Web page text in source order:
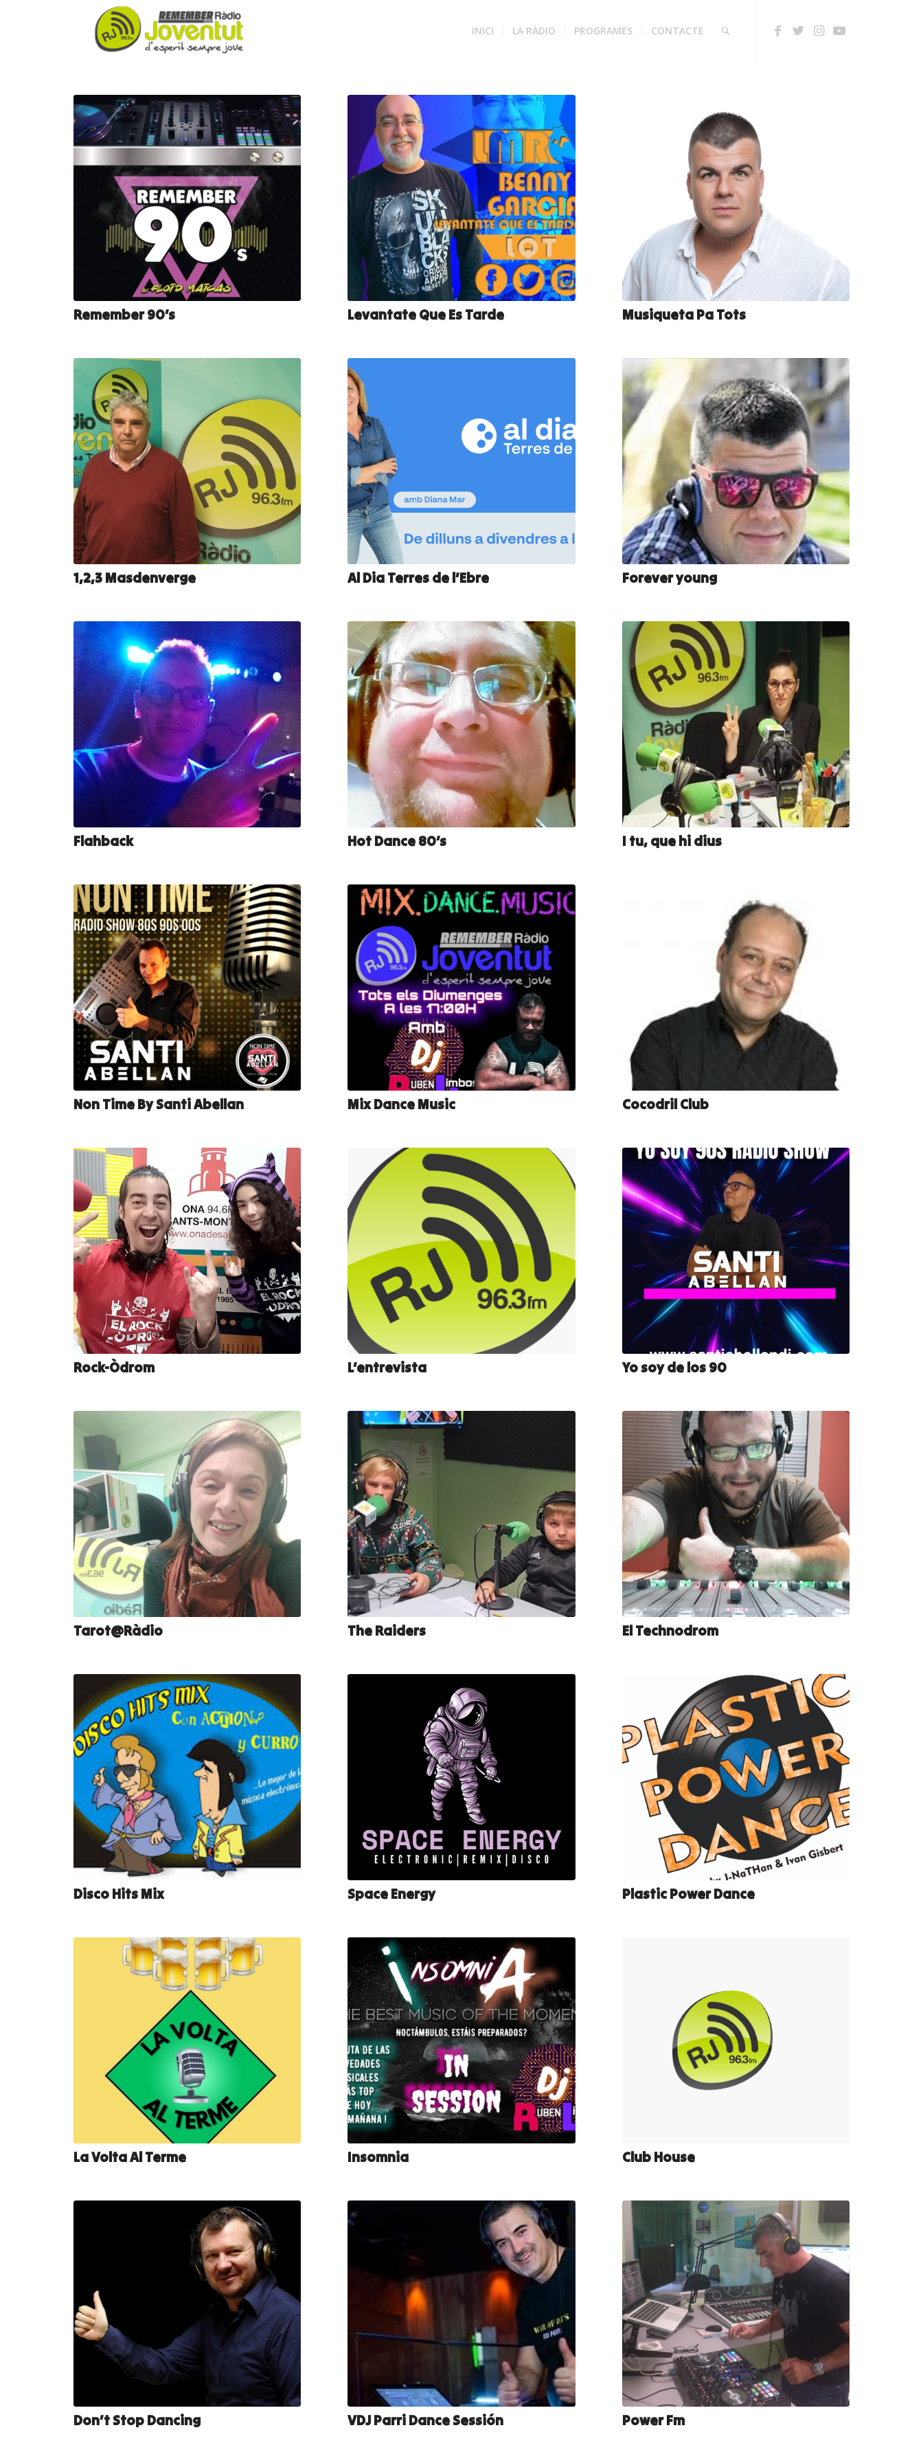
INICI LA RÀDIO PROGRAMES CONTACTE
Remember 90’s Levantate Que Es Tarde Musiqueta Pa Tots
1,2,3 Masdenverge Al Dia Terres de l’Ebre Forever young
Flahback Hot Dance 80’s I tu, que hi dius
Non Time By Santi Abellan Mix Dance Music Cocodril Club
Rock-Òdrom L’entrevista Yo soy de los 90
Tarot@Ràdio The Raiders El Technodrom
Disco Hits Mix Space Energy Plastic Power Dance
La Volta Al Terme Insomnia Club House
Don’t Stop Dancing VDJ Parri Dance Sessión Power Fm